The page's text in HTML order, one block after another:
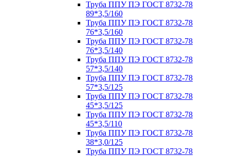
Труба ППУ ПЭ ГОСТ 8732-78
89*3,5/160
Труба ППУ ПЭ ГОСТ 8732-78
76*3,5/160
Труба ППУ ПЭ ГОСТ 8732-78
76*3,5/140
Труба ППУ ПЭ ГОСТ 8732-78
57*3,5/140
Труба ППУ ПЭ ГОСТ 8732-78
57*3,5/125
Труба ППУ ПЭ ГОСТ 8732-78
45*3,5/125
Труба ППУ ПЭ ГОСТ 8732-78
45*3,5/110
Труба ППУ ПЭ ГОСТ 8732-78
38*3,0/125
Труба ППУ ПЭ ГОСТ 8732-78